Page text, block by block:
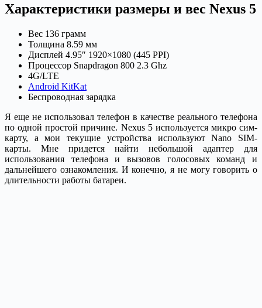
Характеристики размеры и вес Nexus 5
Вес 136 грамм
Толщина 8.59 мм
Дисплей 4.95″ 1920×1080 (445 PPI)
Процессор Snapdragon 800 2.3 Ghz
4G/LTE
Android KitKat
Беспроводная зарядка
Я еще не использовал телефон в качестве реального телефона
по одной простой причине. Nexus 5 используется микро сим-
карту, а мои текущие устройства используют Nano SIM-
карты. Мне придется найти небольшой адаптер для
использования телефона и вызовов голосовых команд и
дальнейшего ознакомления. И конечно, я не могу говорить о
длительности работы батареи.